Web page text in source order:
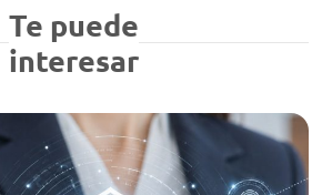
Te puede
interesar